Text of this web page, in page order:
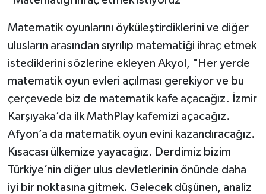
Matematik oyunlarını öyküleştirdiklerini ve diğer
ulusların arasından sıyrılıp matematiği ihraç etmek
istediklerini sözlerine ekleyen Akyol, "Her yerde
matematik oyun evleri açılması gerekiyor ve bu
çerçevede biz de matematik kafe açacağız. İzmir
Karşıyaka’da ilk MathPlay kafemizi açacağız.
Afyon’a da matematik oyun evini kazandıracağız.
Kısacası ülkemize yayacağız. Derdimiz bizim
Türkiye’nin diğer ulus devletlerinin önünde daha
iyi bir noktasına gitmek. Gelecek düşünen, analiz